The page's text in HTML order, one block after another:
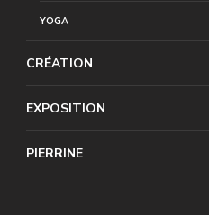
YOGA
CRÉATION
EXPOSITION
PIERRINE